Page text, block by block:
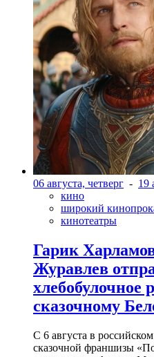
06 августа, четверг - 19
кино
широкий
кинотеатры
Гарик
Журавлев
хлебобулочное
сказочному
С 6 августа в
сказочной франшизы